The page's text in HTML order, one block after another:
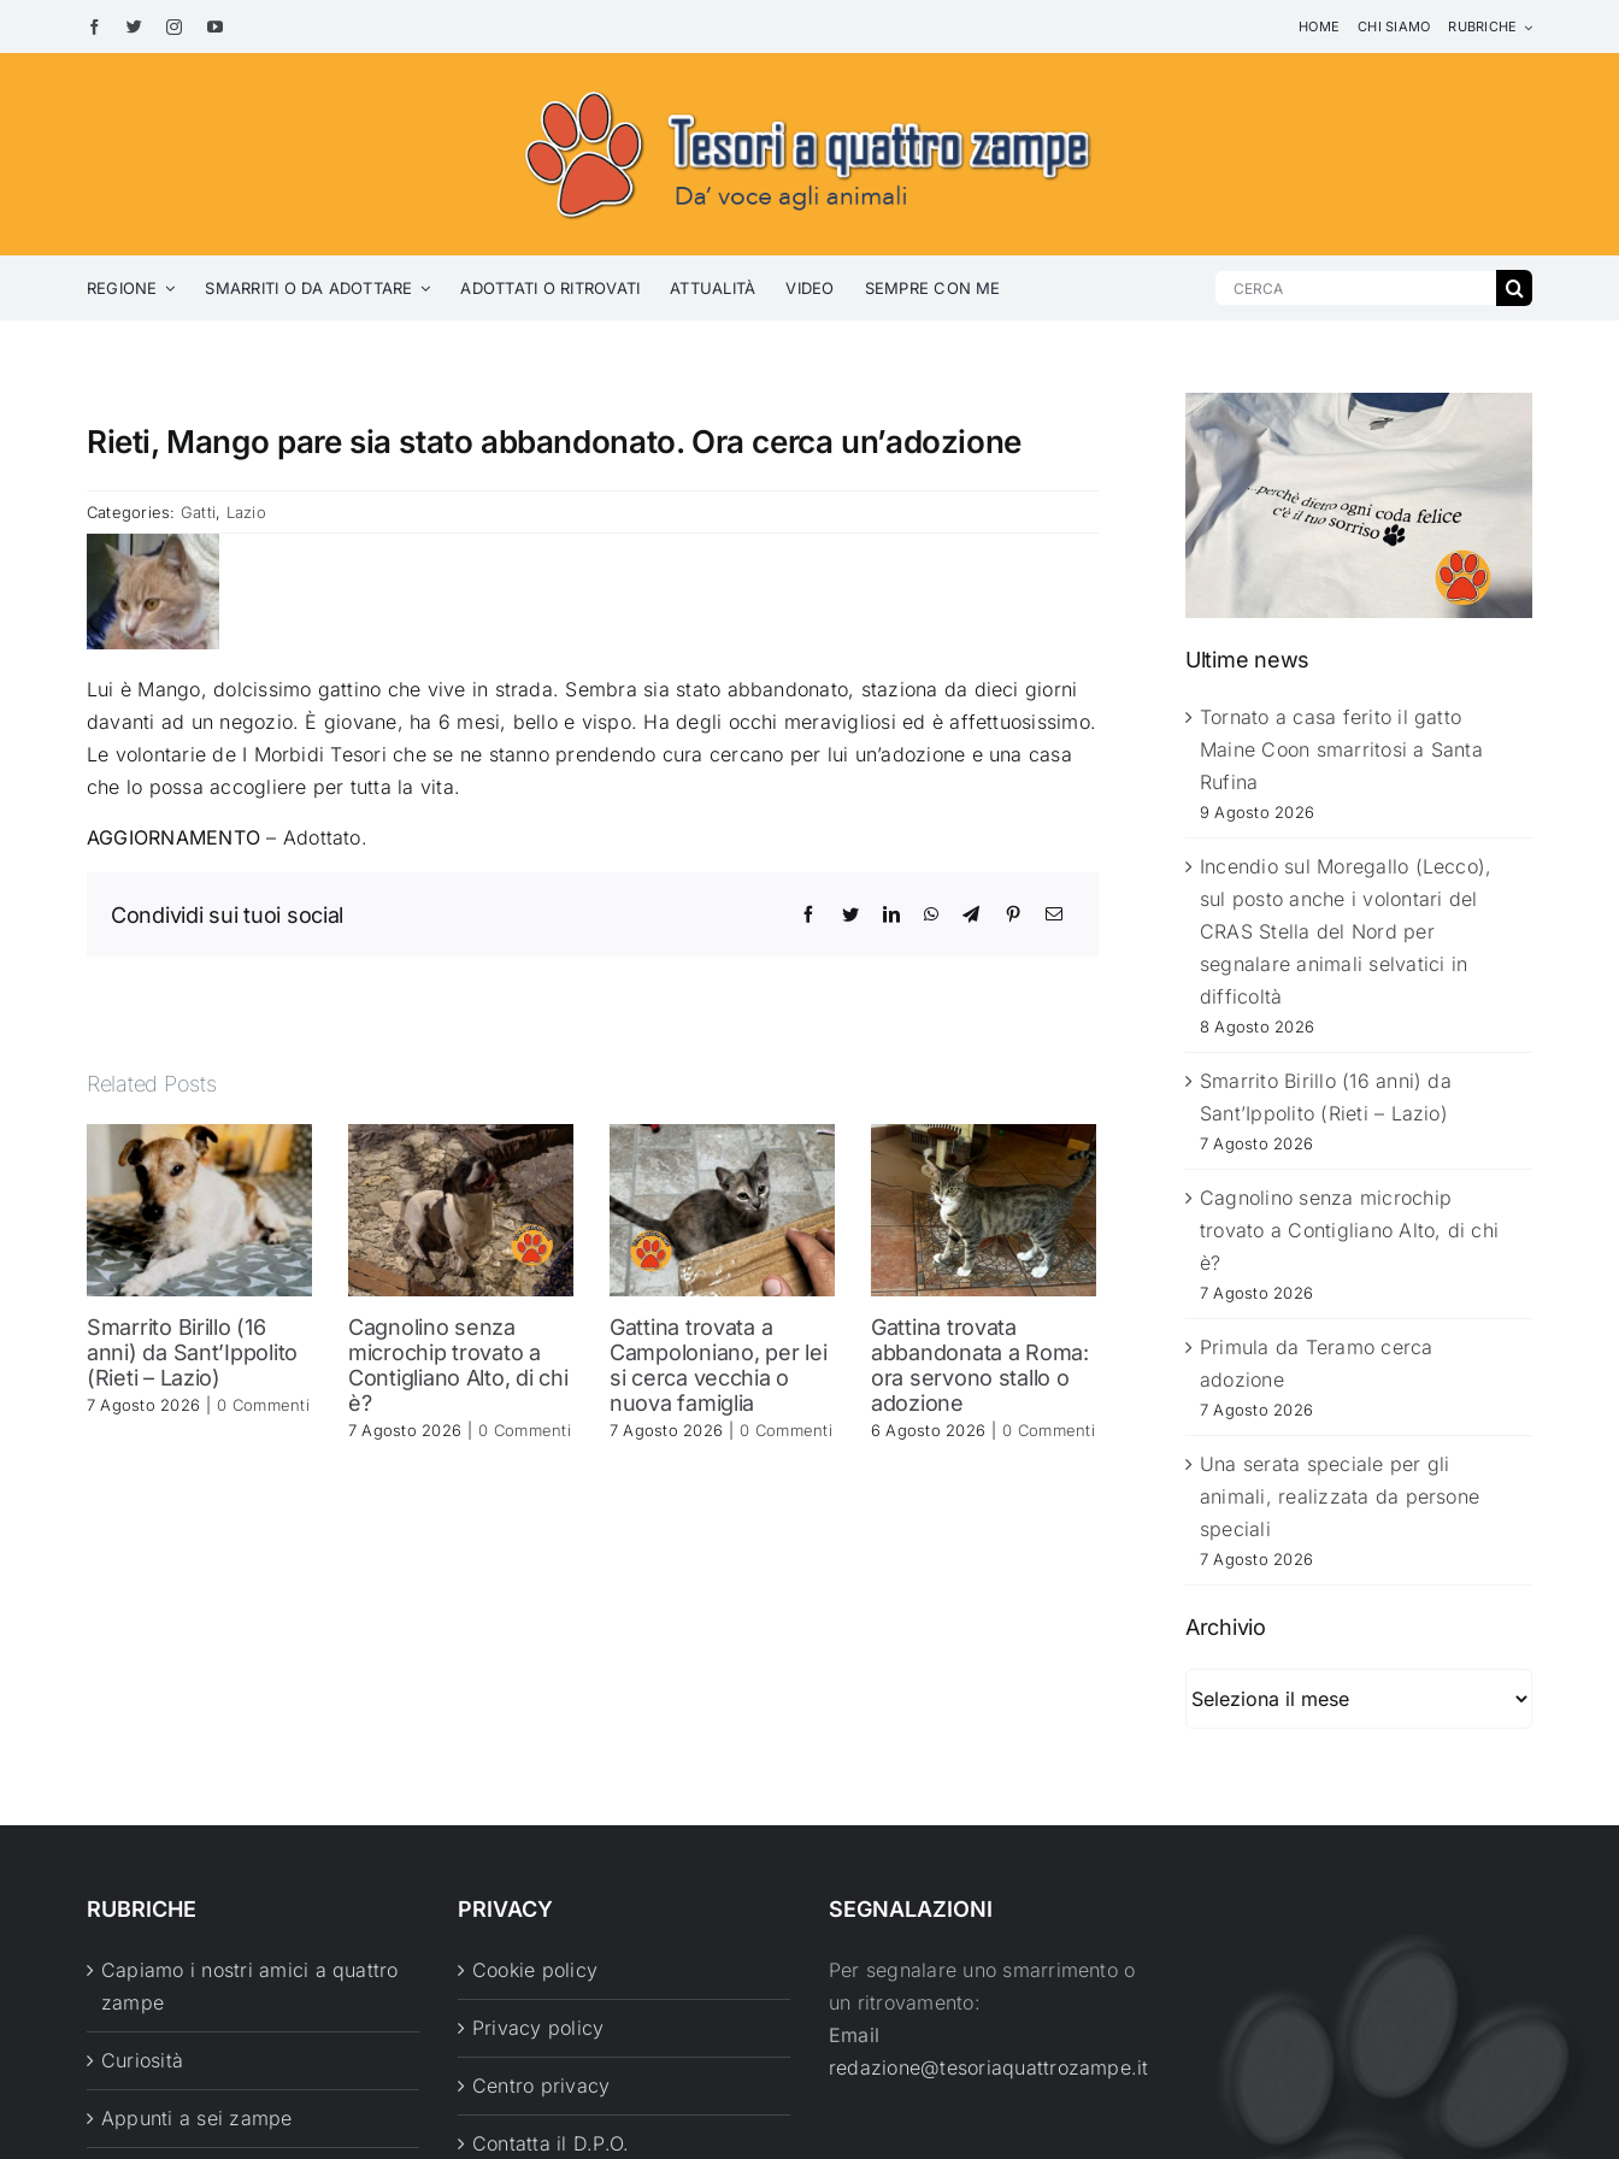
to
HOME CHI SIAMO RUBRICHE
REGIONE SMARRITI O DA ADOTTARE ADOTTATI O RITROVATI ATTUALITÀ VIDEO SEMPRE CON ME
Search
Rieti, Mango pare sia stato abbandonato. Ora cerca un’adozione
Categories: Gatti, Lazio
Lui è Mango, dolcissimo gattino che vive in strada. Sembra sia stato abbandonato, staziona da dieci giorni
davanti ad un negozio. È giovane, ha 6 mesi, bello e vispo. Ha degli occhi meravigliosi ed è affettuosissimo.
Le volontarie de I Morbidi Tesori che se ne stanno prendendo cura cercano per lui un’adozione e una casa
che lo possa accogliere per tutta la vita.
AGGIORNAMENTO – Adottato.
Condividi sui tuoi social
Related Posts
Smarrito Birillo (16
anni) da Sant’Ippolito
(Rieti – Lazio)
7 Agosto 2026 0 Commenti
Cagnolino senza
microchip trovato a
Contigliano Alto, di chi
è?
7 Agosto 2026 0 Commenti
Gattina trovata a
Campoloniano, per lei
si cerca vecchia o
nuova famiglia
7 Agosto 2026 0 Commenti
Gattina trovata
abbandonata a Roma:
ora servono stallo o
adozione
6 Agosto 2026 0 Commenti
Ultime news
Tornato a casa ferito il gatto
Maine Coon smarritosi a Santa
Rufina
9 Agosto 2026
Incendio sul Moregallo (Lecco),
sul posto anche i volontari del
CRAS Stella del Nord per
segnalare animali selvatici in
difficoltà
8 Agosto 2026
Smarrito Birillo (16 anni) da
Sant’Ippolito (Rieti – Lazio)
7 Agosto 2026
Cagnolino senza microchip
trovato a Contigliano Alto, di chi
è?
7 Agosto 2026
Primula da Teramo cerca
adozione
7 Agosto 2026
Una serata speciale per gli
animali, realizzata da persone
speciali
7 Agosto 2026
Archivio
RUBRICHE
Capiamo i nostri amici a quattro
zampe
Curiosità
Appunti a sei zampe
PRIVACY
Cookie policy
Privacy policy
Centro privacy
Contatta il D.P.O.
SEGNALAZIONI
Per segnalare uno smarrimento o
un ritrovamento:
Email
redazione@tesoriaquattrozampe.it